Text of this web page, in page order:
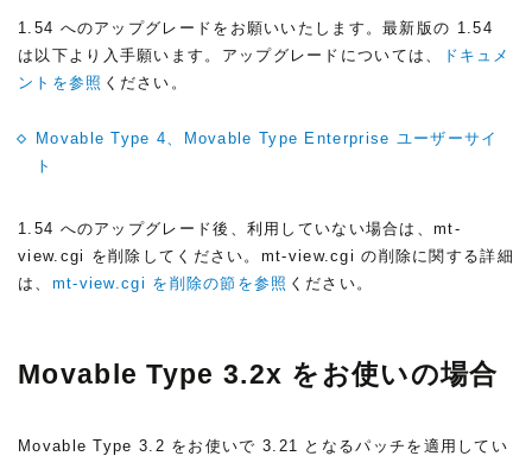
1.54 へのアップグレードをお願いいたします。最新版の 1.54
は以下より入手願います。アップグレードについては、
ドキュメ
ントを参照 ください。
Movable Type 4、Movable Type Enterprise ユーザーサイ
ト
1.54 へのアップグレード後、利用していない場合は、mt-
view.cgi を削除してください。mt-view.cgi の削除に関する詳細
は、 mt-view.cgi を削除の節を参照 ください。
Movable Type 3.2x をお使いの場合
Movable Type 3.2 をお使いで 3.21 となるパッチを適用してい